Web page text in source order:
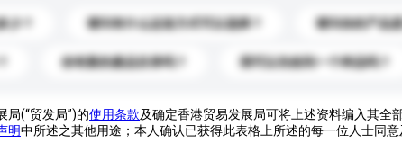
少？ 请问有什么运送方式可以选择？ 请问你的产品
你有新的產品目录吗？ 我可以先收到一个样品吗？
局(“贸发局”)的使用条款及确定香港贸易发展局可将上述资料编入其全
明中所述之其他用途；本人确认已获得此表格上所述的每一位人士同